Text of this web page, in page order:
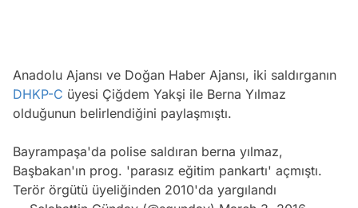
Anadolu Ajansı ve Doğan Haber Ajansı, iki saldırganın
DHKP-C üyesi Çiğdem Yakşi ile Berna Yılmaz
olduğunun belirlendiğini paylaşmıştı.
Bayrampaşa'da polise saldıran berna yılmaz,
Başbakan'ın prog. 'parasız eğitim pankartı' açmıştı.
Terör örgütü üyeliğinden 2010'da yargılandı